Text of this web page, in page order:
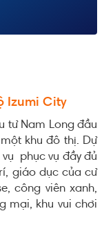
Izumi City
tư Nam Long đầu
khu đô thị. Dự
phục vụ đầy đủ
giáo dục của cư
công viên xanh,
mại, khu vui chơi